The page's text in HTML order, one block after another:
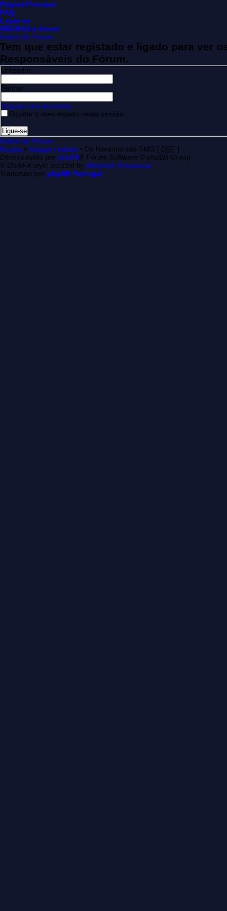
Página Principal
FAQ
Ligue-se
REGRAS e-forum
Índice do Fórum
Tem que estar registado e ligado para ver
Responsáveis do Fórum.
Utilizador:
Senha:
Esqueci-me da senha
Ocultar o meu estado nesta sessão
Índice do Fórum
Equipa • Apagar cookies • Os Horários são TMG [ DST ]
Desenvolvido por phpBB® Forum Software © phpBB Group
© DarkFX style created byAbhishek Srivastava
Traduzido por phpBB Portugal